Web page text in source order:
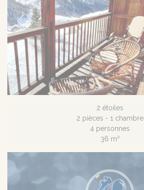
Coté salon
2 étoiles
2 pièces - 1 chambre
4 personnes
36 m²